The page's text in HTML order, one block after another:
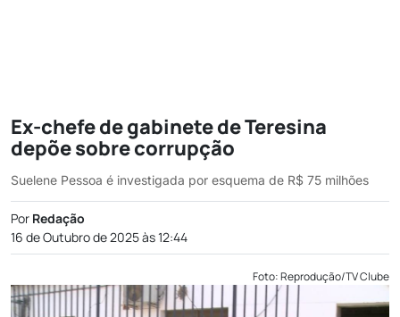
Ex-chefe de gabinete de Teresina
depõe sobre corrupção
Suelene Pessoa é investigada por esquema de R$ 75 milhões
Por Redação
16 de Outubro de 2025 às 12:44
Foto: Reprodução/TV Clube